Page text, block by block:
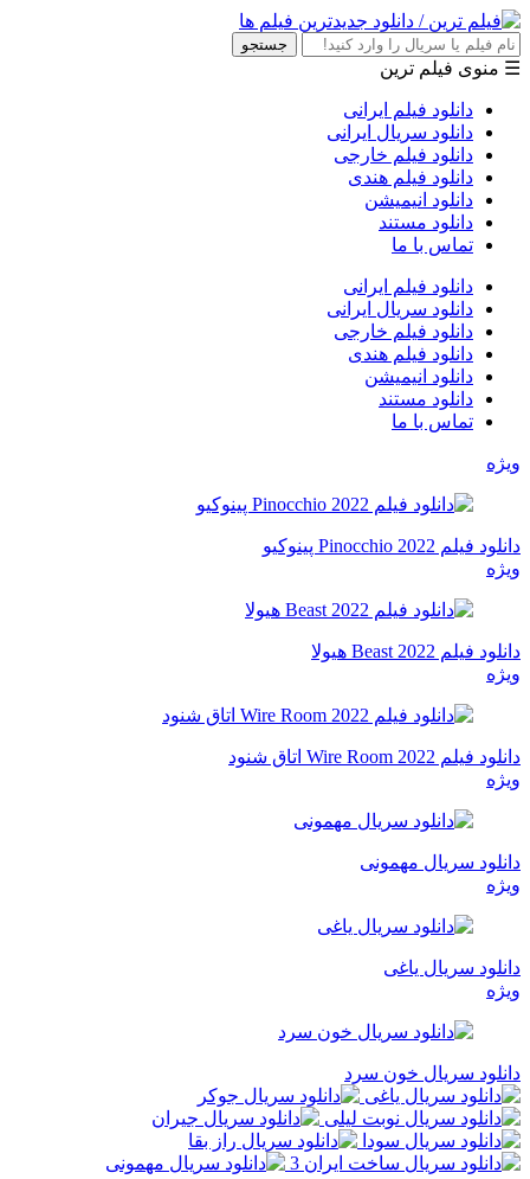
جستجو
☰ منوی فیلم ترین
دانلود فیلم ایرانی
دانلود سریال ایرانی
دانلود فیلم خارجی
دانلود فیلم هندی
دانلود انیمیشن
دانلود مستند
تماس با ما
دانلود فیلم ایرانی
دانلود سریال ایرانی
دانلود فیلم خارجی
دانلود فیلم هندی
دانلود انیمیشن
دانلود مستند
تماس با ما
ویژه
دانلود فیلم Pinocchio 2022 پینوکیو
ویژه
دانلود فیلم Beast 2022 هیولا
ویژه
دانلود فیلم Wire Room 2022 اتاق شنود
ویژه
دانلود سریال مهمونی
ویژه
دانلود سریال یاغی
ویژه
دانلود سریال خون سرد